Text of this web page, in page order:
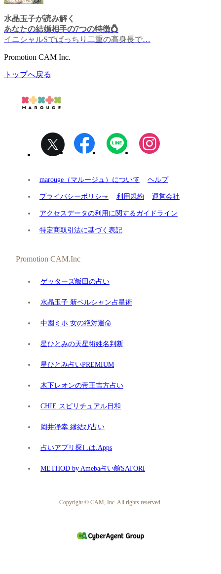
水晶玉子が読み解く
あなたの結婚相手の7つの特徴💍
イニシャルSでぱっちり二重の高身長で…
Promotion CAM Inc.
トップへ戻る
marouge（マルージュ）について ヘルプ
プライバシーポリシー 利用規約 運営会社
アクセスデータの利用に関するガイドライン
特定商取引法に基づく表記
Promotion CAM.Inc
ゲッターズ飯田の占い
水晶玉子 新ペルシャン占星術
中園ミホ 女の絶対運命
星ひとみの天星術姓名判断
星ひとみ占いPREMIUM
木下レオンの帝王吉方占い
CHIE スピリチュアル日和
岡井浄幸 縁結び占い
占いアプリ探しは.Apps
METHOD by Ameba占い館SATORI
Copyright © CAM, Inc. All rights reserved.